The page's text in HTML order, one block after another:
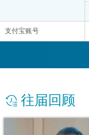
支付宝账号
往届回顾